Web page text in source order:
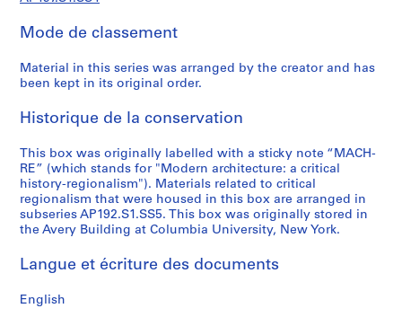
c
i
n
g
1
6
5
-
2
0
6
Mode de classement
Material in this series was arranged by the creator and has
been kept in its original order.
Historique de la conservation
This box was originally labelled with a sticky note “MACH-
RE” (which stands for "Modern architecture: a critical
history-regionalism"). Materials related to critical
regionalism that were housed in this box are arranged in
subseries AP192.S1.SS5. This box was originally stored in
the Avery Building at Columbia University, New York.
Langue et écriture des documents
English